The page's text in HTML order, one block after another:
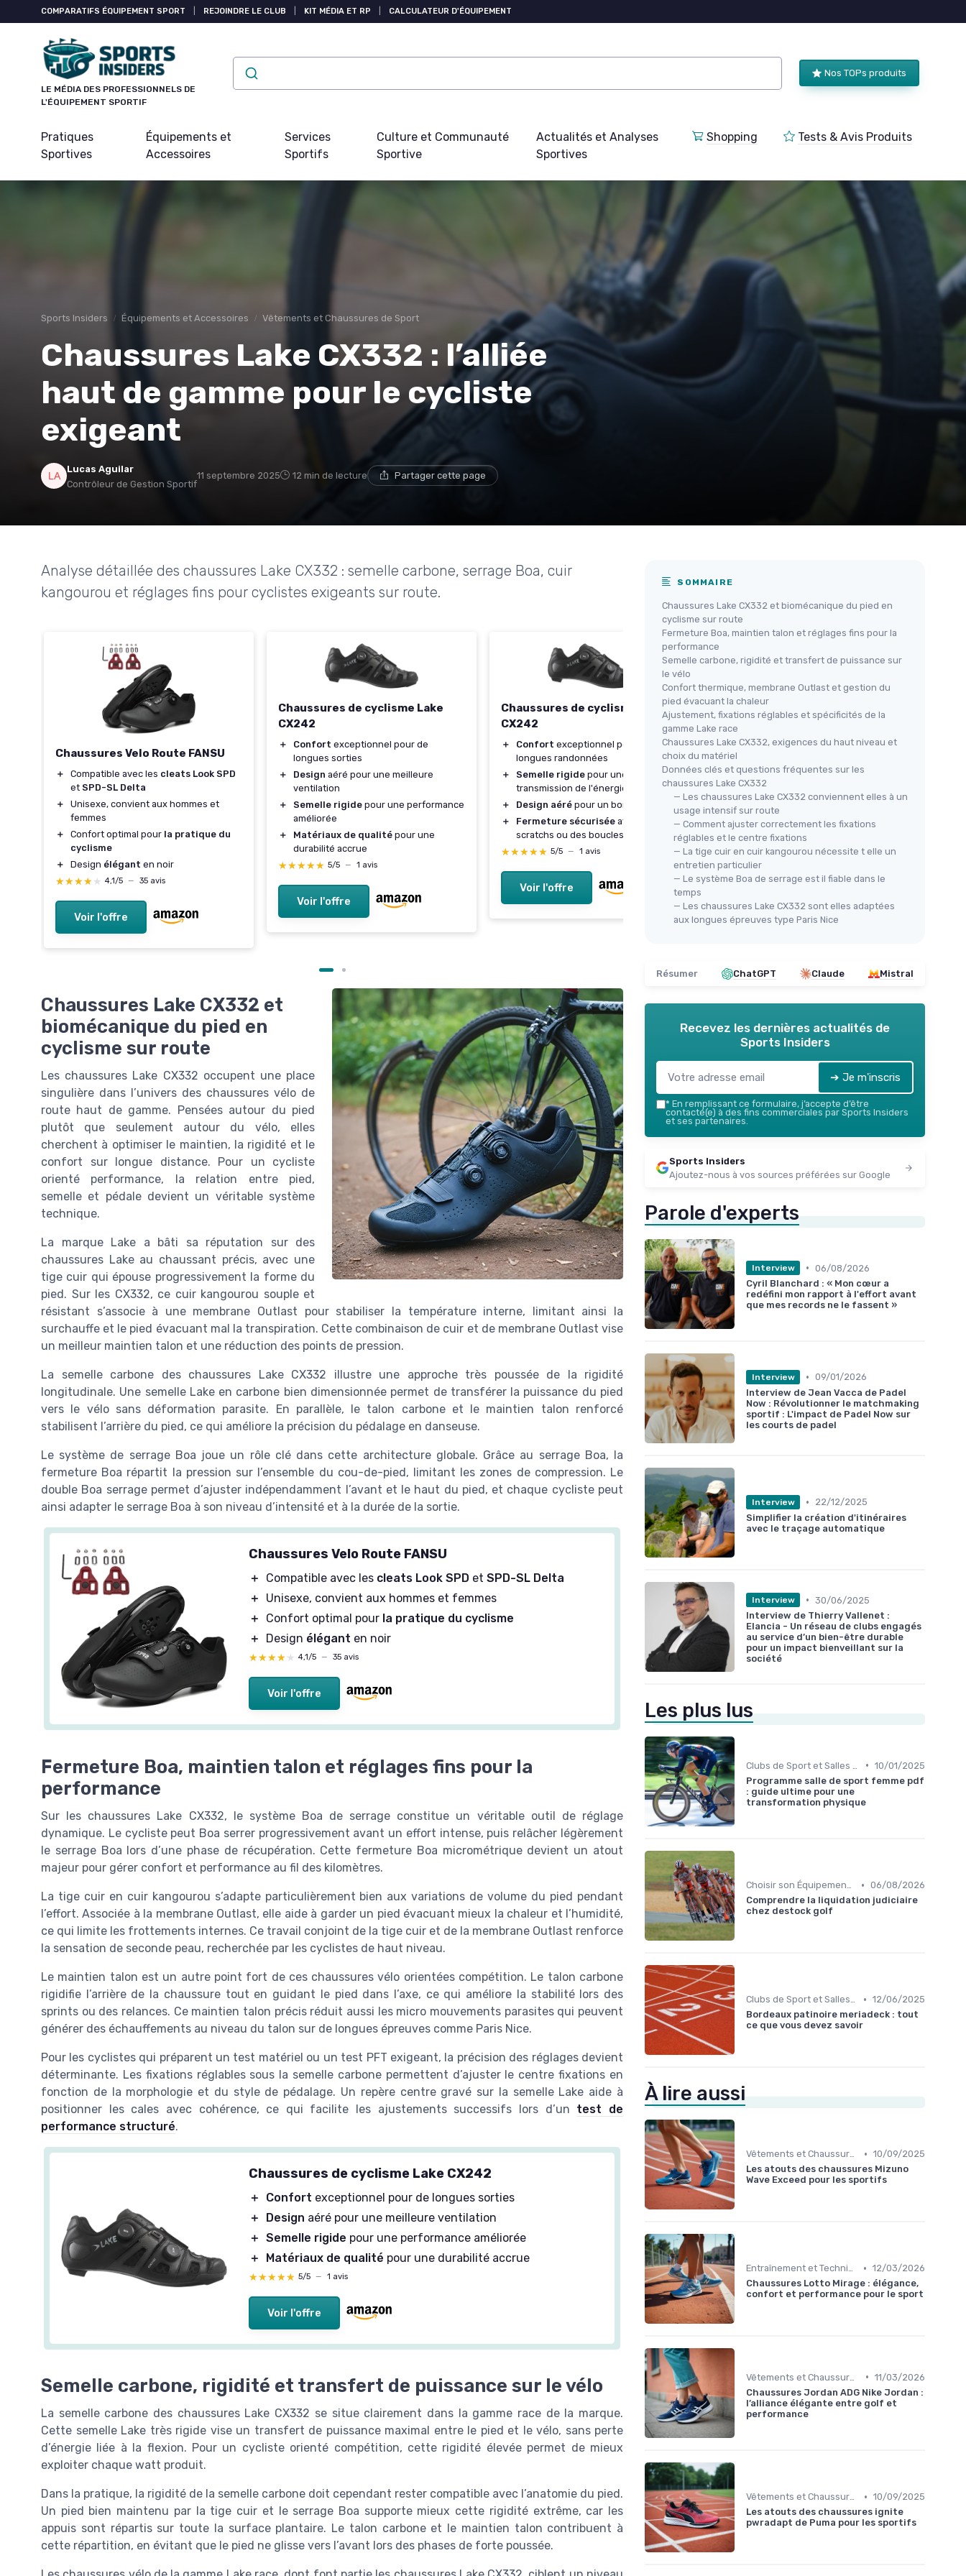
COMPARATIFS ÉQUIPEMENT SPORT REJOINDRE LE CLUB KIT MÉDIA ET RP CALCULATEUR D'ÉQUIPEMENT
LE MÉDIA DES PROFESSIONNELS DE
L'ÉQUIPEMENT SPORTIF
Nos TOPs produits
Pratiques
Sportives
Équipements et
Accessoires
Services
Sportifs
Culture et Communauté
Sportive
Actualités et Analyses
Sportives
Shopping Tests & Avis Produits
Sports Insiders Équipements et Accessoires Vêtements et Chaussures de Sport
Chaussures Lake CX332 : l’alliée
haut de gamme pour le cycliste
exigeant
Lucas Aguilar
Contrôleur de Gestion Sportif
11 septembre 2025 12 min de lecture Partager cette page
Analyse détaillée des chaussures Lake CX332 : semelle carbone, serrage Boa, cuir
kangourou et réglages fins pour cyclistes exigeants sur route.
Chaussures Velo Route FANSU
＋ Compatible avec les cleats Look SPD
et SPD-SL Delta
＋
Unisexe, convient aux hommes et
femmes
＋
Confort optimal pour la pratique du
cyclisme
＋
Design élégant en noir
★★★★★
★★★★★ 4,1/5 — 35 avis
Voir l'offre
Chaussures de cyclisme Lake
CX242
＋ Confort exceptionnel pour de
longues sorties
＋
Design aéré pour une meilleure
ventilation
＋
Semelle rigide pour une performance
améliorée
＋
Matériaux de qualité pour une
durabilité accrue
★★★★★
★★★★★ 5/5 — 1 avis
Voir l'offre
Chaussures de cyclisme Lake
CX242
＋ Confort exceptionnel pour de
longues randonnées
＋
Semelle rigide pour une meilleure
transmission de l'énergie
＋
Design aéré pour un bon flux d'air
＋
Fermeture sécurisée avec des
scratchs ou des boucles
★★★★★
★★★★★ 5/5 — 1 avis
Voir l'offre
MSPORT
Chaussures VTT
Professionnelles Respirantes
42 EU Vert
＋ Respirantespour un confort optimal
＋ Compatibles Pédales SPD
＋ Design unisexe
＋
Couleur tendance
★★★★★
★★★★★
Voir l'offre
Chaussures Lake CX332 et
biomécanique du pied en
cyclisme sur route
Les chaussures Lake CX332 occupent une place
singulière dans l’univers des chaussures vélo de
route haut de gamme. Pensées autour du pied
plutôt que seulement autour du vélo, elles
cherchent à optimiser le maintien, la rigidité et le
confort sur longue distance. Pour un cycliste
orienté performance, la relation entre pied,
semelle et pédale devient un véritable système
technique.
La marque Lake a bâti sa réputation sur des
chaussures Lake au chaussant précis, avec une
tige cuir qui épouse progressivement la forme du
pied. Sur les CX332, ce cuir kangourou souple et
résistant s’associe à une membrane Outlast pour stabiliser la température interne, limitant ainsi la
surchauffe et le pied évacuant mal la transpiration. Cette combinaison de cuir et de membrane Outlast vise
un meilleur maintien talon et une réduction des points de pression.
La semelle carbone des chaussures Lake CX332 illustre une approche très poussée de la rigidité
longitudinale. Une semelle Lake en carbone bien dimensionnée permet de transférer la puissance du pied
vers le vélo sans déformation parasite. En parallèle, le talon carbone et le maintien talon renforcé
stabilisent l’arrière du pied, ce qui améliore la précision du pédalage en danseuse.
Le système de serrage Boa joue un rôle clé dans cette architecture globale. Grâce au serrage Boa, la
fermeture Boa répartit la pression sur l’ensemble du cou-de-pied, limitant les zones de compression. Le
double Boa serrage permet d’ajuster indépendamment l’avant et le haut du pied, et chaque cycliste peut
ainsi adapter le serrage Boa à son niveau d’intensité et à la durée de la sortie.
Chaussures Velo Route FANSU
＋ Compatible avec les cleats Look SPD etSPD-SL Delta
＋
Unisexe, convient aux hommes et femmes
＋
Confort optimal pour la pratique du cyclisme
＋
Design élégant en noir
★★★★★
★★★★★ 4,1/5 — 35 avis
Voir l'offre
Fermeture Boa, maintien talon et réglages fins pour la
performance
Sur les chaussures Lake CX332, le système Boa de serrage constitue un véritable outil de réglage
dynamique. Le cycliste peut Boa serrer progressivement avant un effort intense, puis relâcher légèrement
le serrage Boa lors d’une phase de récupération. Cette fermeture Boa micrométrique devient un atout
majeur pour gérer confort et performance au fil des kilomètres.
La tige cuir en cuir kangourou s’adapte particulièrement bien aux variations de volume du pied pendant
l’effort. Associée à la membrane Outlast, elle aide à garder un pied évacuant mieux la chaleur et l’humidité,
ce qui limite les frottements internes. Ce travail conjoint de la tige cuir et de la membrane Outlast renforce
la sensation de seconde peau, recherchée par les cyclistes de haut niveau.
Le maintien talon est un autre point fort de ces chaussures vélo orientées compétition. Le talon carbone
rigidifie l’arrière de la chaussure tout en guidant le pied dans l’axe, ce qui améliore la stabilité lors des
sprints ou des relances. Ce maintien talon précis réduit aussi les micro mouvements parasites qui peuvent
générer des échauffements au niveau du talon sur de longues épreuves comme Paris Nice.
Pour les cyclistes qui préparent un test matériel ou un test PFT exigeant, la précision des réglages devient
déterminante. Les fixations réglables sous la semelle carbone permettent d’ajuster le centre fixations en
fonction de la morphologie et du style de pédalage. Un repère centre gravé sur la semelle Lake aide à
positionner les cales avec cohérence, ce qui facilite les ajustements successifs lors d’un test de
performance structuré.
Chaussures de cyclisme Lake CX242
＋ Confort exceptionnel pour de longues sorties
＋
Design aéré pour une meilleure ventilation
＋ Semelle rigide pour une performance améliorée
＋
Matériaux de qualité pour une durabilité accrue
★★★★★
★★★★★ 5/5 — 1 avis
Voir l'offre
Semelle carbone, rigidité et transfert de puissance sur le vélo
La semelle carbone des chaussures Lake CX332 se situe clairement dans la gamme race de la marque.
Cette semelle Lake très rigide vise un transfert de puissance maximal entre le pied et le vélo, sans perte
d’énergie liée à la flexion. Pour un cycliste orienté compétition, cette rigidité élevée permet de mieux
exploiter chaque watt produit.
Dans la pratique, la rigidité de la semelle carbone doit cependant rester compatible avec l’anatomie du pied.
Un pied bien maintenu par la tige cuir et le serrage Boa supporte mieux cette rigidité extrême, car les
appuis sont répartis sur toute la surface plantaire. Le talon carbone et le maintien talon contribuent à
cette répartition, en évitant que le pied ne glisse vers l’avant lors des phases de forte poussée.
SOMMAIRE
Chaussures Lake CX332 et biomécanique du pied en
cyclisme sur route
Fermeture Boa, maintien talon et réglages fins pour la
performance
Semelle carbone, rigidité et transfert de puissance sur
le vélo
Confort thermique, membrane Outlast et gestion du
pied évacuant la chaleur
Ajustement, fixations réglables et spécificités de la
gamme Lake race
Chaussures Lake CX332, exigences du haut niveau et
choix du matériel
Données clés et questions fréquentes sur les
chaussures Lake CX332
— Les chaussures Lake CX332 conviennent elles à un
usage intensif sur route
— Comment ajuster correctement les fixations
réglables et le centre fixations
— La tige cuir en cuir kangourou nécessite t elle un
entretien particulier
— Le système Boa de serrage est il fiable dans le
temps
— Les chaussures Lake CX332 sont elles adaptées
aux longues épreuves type Paris Nice
Résumer ChatGPT Claude Mistral
Recevez les dernières actualités de
Sports Insiders
➔ Je m'inscris
* En remplissant ce formulaire, j’accepte d’être
contacté(e) à des fins commerciales par Sports Insiders
et ses partenaires.
Sports Insiders
Ajoutez-nous à vos sources préférées sur Google
Parole d'experts
Interview • 06/08/2026
Cyril Blanchard : « Mon cœur a
redéfini mon rapport à l'effort avant
que mes records ne le fassent »
Interview • 09/01/2026
Interview de Jean Vacca de Padel
Now : Révolutionner le matchmaking
sportif : L'impact de Padel Now sur
les courts de padel
Interview •
22/12/2025
Simplifier la création d'itinéraires
avec le traçage automatique
Interview • 30/06/2025
Interview de Thierry Vallenet :
Elancia - Un réseau de clubs engagés
au service d’un bien-être durable
pour un impact bienveillant sur la
société
Les plus lus
• 10/01/2025
Programme salle de sport femme pdf
: guide ultime pour une
transformation physique
Choisir son Équipement Sportif • 06/08/2026
Comprendre la liquidation judiciaire
chez destock golf
Clubs de Sport et Salles de Gym • 12/06/2025
Bordeaux patinoire meriadeck : tout
ce que vous devez savoir
À lire aussi
Vêtements et Chaussures de Sport • 10/09/2025
Les atouts des chaussures Mizuno
Wave Exceed pour les sportifs
Entraînement et Techniques • 12/03/2026
Chaussures Lotto Mirage : élégance,
confort et performance pour le sport
• 11/03/2026
Chaussures Jordan ADG Nike Jordan :
l’alliance élégante entre golf et
performance
Vêtements et Chaussures de Sport • 10/09/2025
Les atouts des chaussures ignite
pwradapt de Puma pour les sportifs
Panneau de gestion des cookies